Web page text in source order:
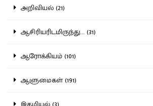
அறிவியல் (21)
ஆசிரியரிடமிருந்து... (31)
ஆரோக்கியம் (101)
ஆளுமைகள் (191)